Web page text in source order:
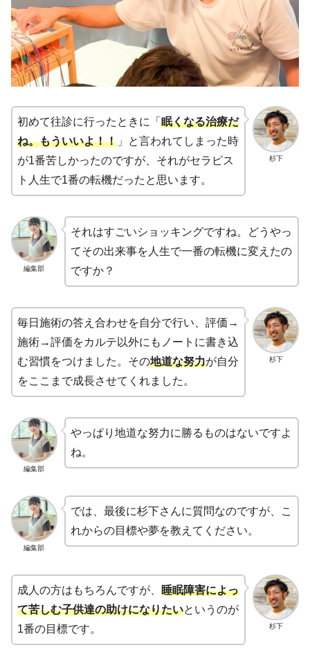
杉下
初めて往診に行ったときに「 眠くなる治療だ
ね。もういいよ！！ 」と言われてしまった時
が1番苦しかったのですが、それがセラピス
ト人生で1番の転機だったと思います。
編集部
それはすごいショッキングですね。どうやっ
てその出来事を人生で一番の転機に変えたの
ですか？
杉下
毎日施術の答え合わせを自分で行い、評価→
施術→評価をカルテ以外にもノートに書き込
む習慣をつけました。その地道な努力が自分
をここまで成長させてくれました。
編集部
やっぱり地道な努力に勝るものはないですよ
ね。
編集部
では、最後に杉下さんに質問なのですが、こ
れからの目標や夢を教えてください。
杉下
成人の方はもちろんですが、 睡眠障害によっ
て苦しむ子供達の助けになりたいというのが
1番の目標です。